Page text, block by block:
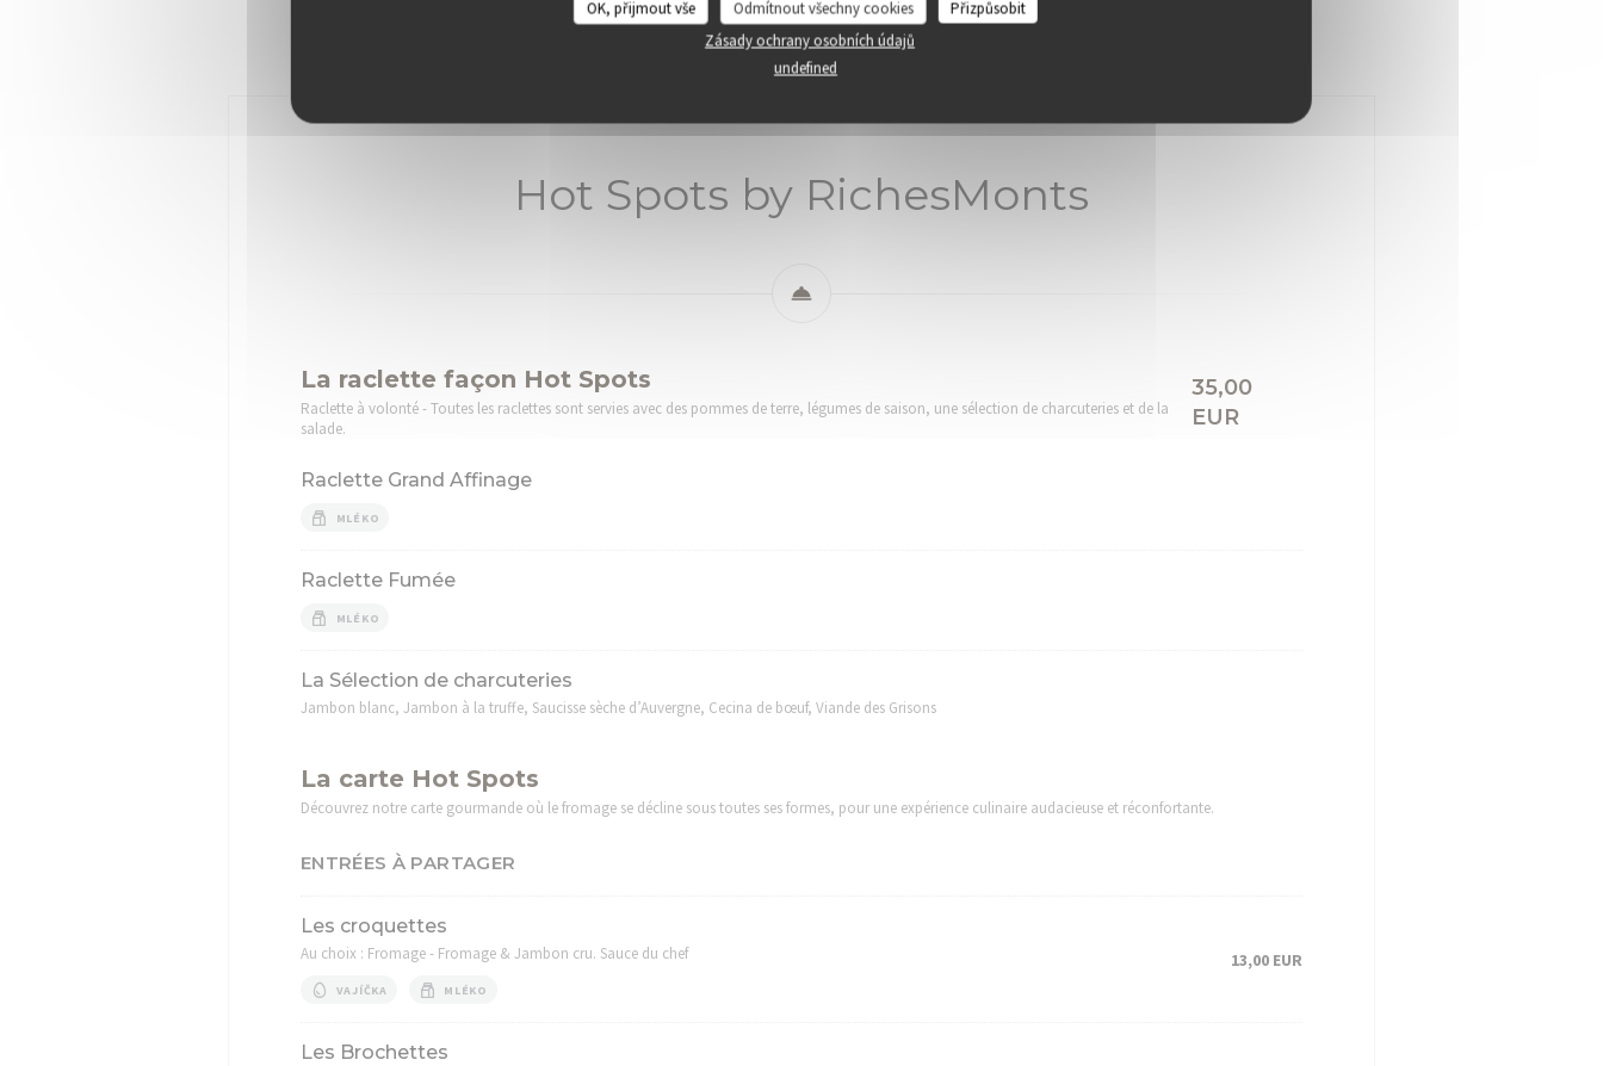
OK, přijmout vše Odmítnout všechny cookies
Přizpůsobit
Zásady ochrany osobních údajů
undefined
La raclette façon Hot Spots La carte Hot Spots La carte des boissons
Hot Spots by RichesMonts
La raclette façon Hot Spots
Raclette à volonté - Toutes les raclettes sont servies avec des pommes de terre, légumes de saison, une sélection de charcuteries et de la
salade.
35,00
EUR
Raclette Grand Affinage
MLÉKO
Raclette Fumée
MLÉKO
La Sélection de charcuteries
Jambon blanc, Jambon à la truffe, Saucisse sèche d’Auvergne, Cecina de bœuf, Viande des Grisons
La carte Hot Spots
Découvrez notre carte gourmande où le fromage se décline sous toutes ses formes, pour une expérience culinaire audacieuse et réconfortante.
ENTRÉES À PARTAGER
Les croquettes
Au choix : Fromage - Fromage & Jambon cru. Sauce du chef
VAJÍČKA MLÉKO
13,00 EUR
Les Brochettes